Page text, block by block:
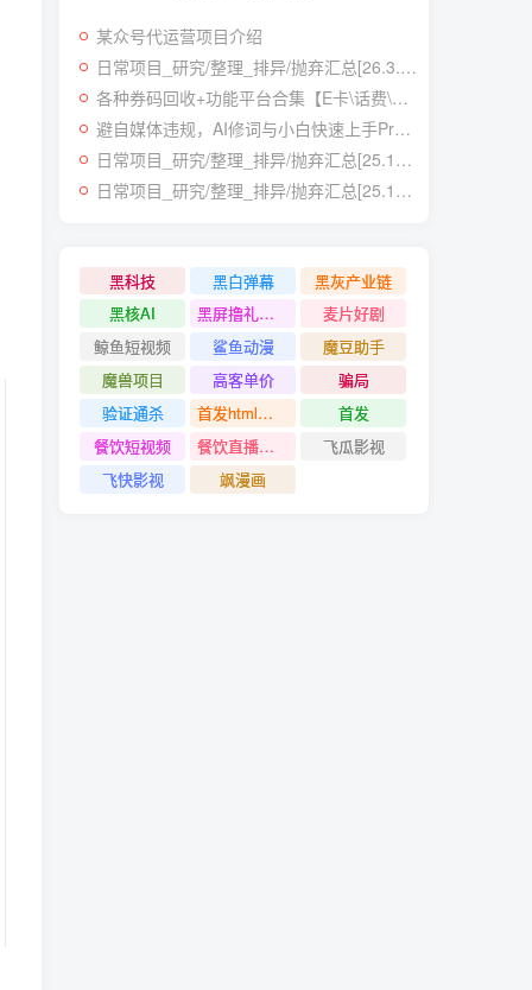
某众号代运营项目介绍
日常项目_研究/整理_排异/抛弃汇总[26.3.15-3.21整理]
各种券码回收+功能平台合集【E卡\话费\快递\肯德基】
避自媒体违规，AI修词与小白快速上手Prompt
日常项目_研究/整理_排异/抛弃汇总[25.12.1-12.12整理]
日常项目_研究/整理_排异/抛弃汇总[25.11.1-11.30整理]
黑科技 黑白弹幕
黑灰产业链
黑核AI
黑屏撸礼物撸门票
麦片好剧
鲸鱼短视频
鲨鱼动漫
魔豆助手
魔兽项目
高客单价
骗局
验证通杀
首发html小霸王游戏网站搭建项目
首发
餐饮短视频
餐饮直播引流
飞瓜影视
飞快影视
飒漫画